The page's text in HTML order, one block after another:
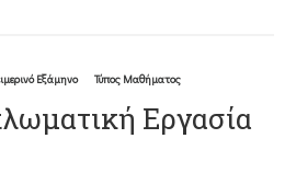
Εξάμηνο Τύπος Μαθήματος
Εργασία